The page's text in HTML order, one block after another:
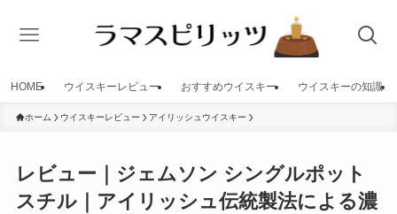
HOME ウイスキーレビュー おすすめウイスキー ウイスキーの知識
ホーム ウイスキーレビュー アイリッシュウイスキー
レビュー｜ジェムソン シングルポット
スチル｜アイリッシュ伝統製法による濃